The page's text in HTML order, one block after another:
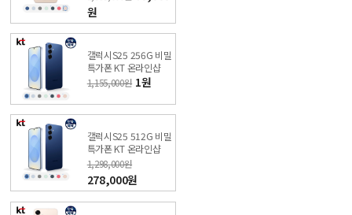
원
갤럭시S25 256G 비밀
특가폰 KT 온라인샵
1,155,000원 1원
갤럭시S25 512G 비밀
특가폰 KT 온라인샵
1,298,000원
278,000원